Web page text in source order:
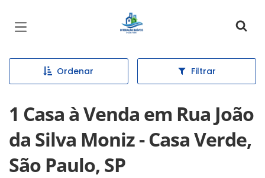
Página inicial
Ordenar Filtrar
1 Casa à Venda em Rua João
da Silva Moniz - Casa Verde,
São Paulo, SP